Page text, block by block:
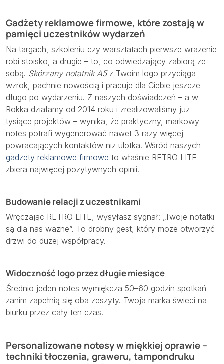
Gadżety reklamowe firmowe, które zostają w
pamięci uczestników wydarzeń
Na targach, szkoleniu czy warsztatach pierwsze wrażenie
robi stoisko, a drugie – to, co odwiedzający zabiorą ze
sobą. Skórzany notatnik A5z Twoim logo przyciąga
wzrok, pachnie nowością i pracuje dla Ciebie jeszcze
długo po wydarzeniu. Z naszych doświadczeń – a w
Rokka działamy od 2014 roku i zrealizowaliśmy już
tysiące projektów – wynika, że praktyczny, markowy
notes potrafi wygenerować nawet 3 razy więcej
powracających kontaktów niż ulotka. Wśród naszych
gadzety reklamowe firmowe to właśnie RETRO LITE
zbiera najwięcej pozytywnych opinii.
Budowanie relacji z uczestnikami
Wręczając RETRO LITE, wysyłasz sygnał: „Twoje notatki
są dla nas ważne”. To drobny gest, który może otworzyć
drzwi do dużej współpracy.
Widoczność logo przez długie miesiące
Średnio jeden notes wymiękcza 50–60 godzin spotkań
zanim zapełnią się oba zeszyty. Twoja marka świeci na
biurku przez cały ten czas.
Personalizowane notesy w miękkiej oprawie –
techniki tłoczenia, graweru, tampondruku